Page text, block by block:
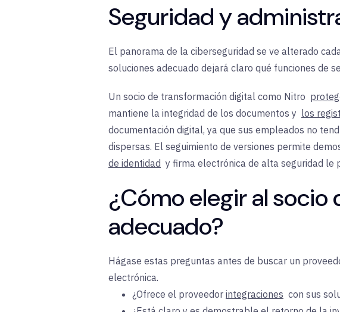
Seguridad y
El panorama de la ciberseguridad se ve alterado
soluciones adecuado dejará claro qué funciones de
Un socio de transformación digital como Nitro
mantiene la integridad de los documentos y los
documentación digital, ya que sus empleados no
dispersas. El seguimiento de versiones permite
de identidad y firma electrónica de alta seguridad le
¿Cómo elegir al
adecuado?
Hágase estas preguntas antes de buscar un
electrónica.
¿Ofrece el proveedor integraciones con sus